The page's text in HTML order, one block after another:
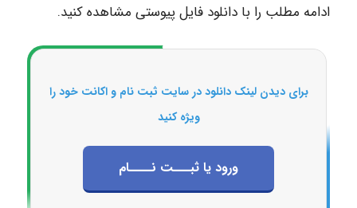
ادامه مطلب را با دانلود فایل پیوستی مشاهده کنید.
برای دیدن لینک دانلود در سایت ثبت نام و اکانت خود را
ویژه کنید
ورود یا ثبـــت نــــام